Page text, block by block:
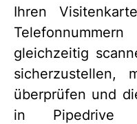
Ihren
gleichzeitig
sicherzustellen,
überprüfen und
in Pipedrive